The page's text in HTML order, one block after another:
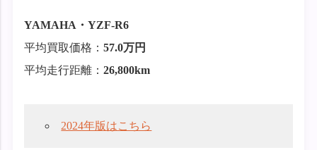
YAMAHA・YZF-R6
平均買取価格：57.0万円
平均走行距離：26,800km
2024年版はこちら